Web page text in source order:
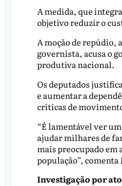
A medida, que
objetivo reduzir o
A moção de repúdio,
governista, acusa o
produtiva nacional.
Os deputados
e aumentar a
críticas de
“É lamentável ver
ajudar milhares de
mais preocupado em
população”,
Investigação por